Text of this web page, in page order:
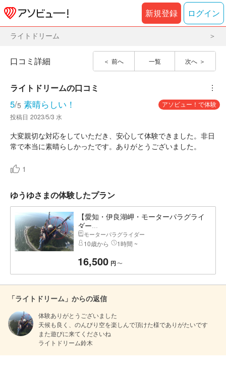
新規登録 ログイン
ライトドリーム
前へ 一覧 次へ
口コミ詳細
ライトドリームの口コミ ︙
5/5 素晴らしい！
アソビュー！で体験
投稿日 2023/5/3 水
大変親切な対応をしていただき、安心して体験できました。非日
常で本当に素晴らしかったです。ありがとうございました。
1
ゆうゆさまの体験したプラン
【愛知・伊良湖岬・モーターパラグライ
ダー...
モーターパラグライダー
10歳から 1時間 ~
16,500 円 〜
「ライトドリーム」からの返信
体験ありがとうございました
天候も良く、のんびり空を楽しんで頂けた様でありがたいです
また遊びに来てくださいね
ライトドリーム鈴木